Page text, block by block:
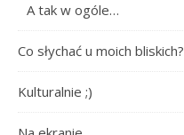
A tak w ogóle…
Co słychać u moich bliskich?
Kulturalnie ;)